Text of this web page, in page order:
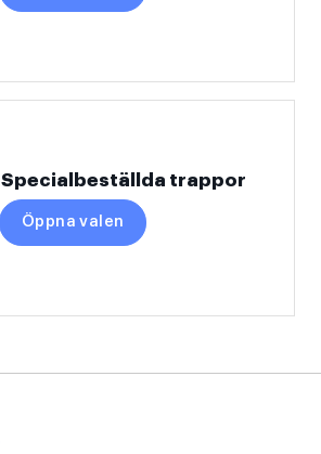
Specialbeställda trappor
Öppna valen